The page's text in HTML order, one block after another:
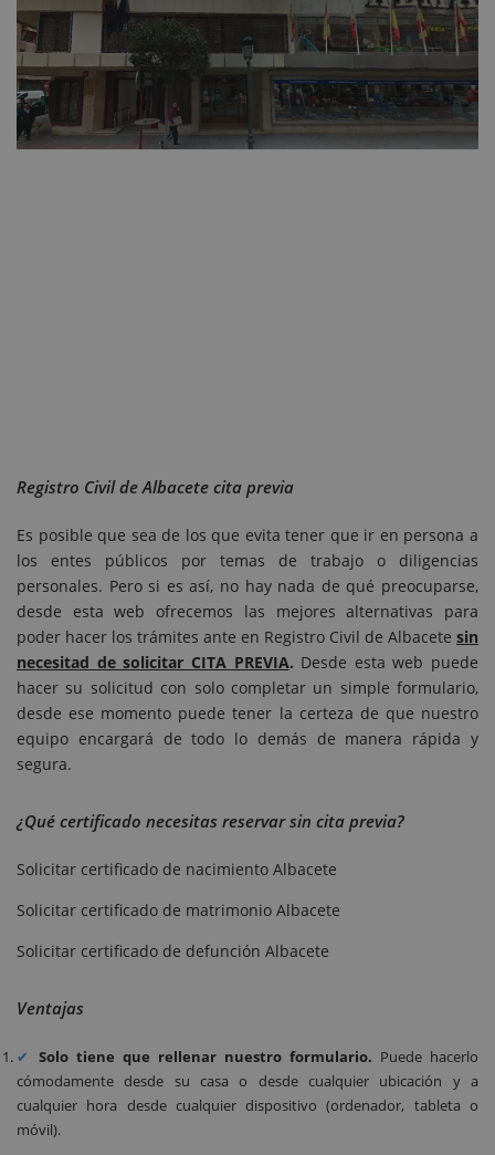
Registro Civil de Albacete cita previa
Es posible que sea de los que evita tener que ir en persona a
los entes públicos por temas de trabajo o diligencias
personales. Pero si es así, no hay nada de qué preocuparse,
desde esta web ofrecemos las mejores alternativas para
poder hacer los trámites ante en Registro Civil de Albacete sin
necesitad de solicitar CITA PREVIA. Desde esta web puede
hacer su solicitud con solo completar un simple formulario,
desde ese momento puede tener la certeza de que nuestro
equipo encargará de todo lo demás de manera rápida y
segura.
¿Qué certificado necesitas reservar sin cita previa?
Solicitar certificado de nacimiento Albacete
Solicitar certificado de matrimonio Albacete
Solicitar certificado de defunción Albacete
Ventajas
Solo tiene que rellenar nuestro formulario. Puede hacerlo
cómodamente desde su casa o desde cualquier ubicación y a
cualquier hora desde cualquier dispositivo (ordenador, tableta o
móvil).